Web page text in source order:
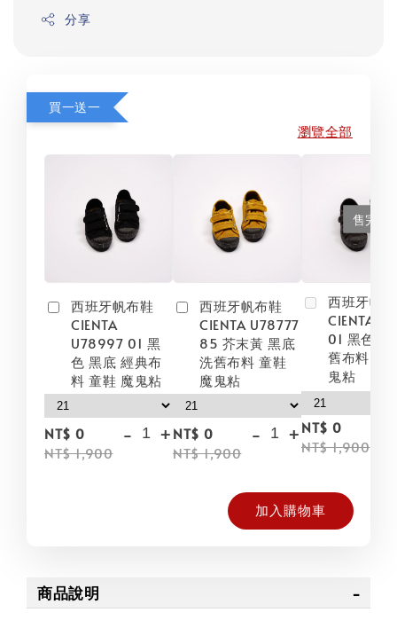
分享
買一送一
瀏覽全部
西班牙帆布鞋
CIENTA
U78997 01 黑
色 黑底 經典布
料 童鞋 魔鬼粘
NT$ 0
NT$ 1,900
- +
西班牙帆布鞋
CIENTA U78777
85 芥末黃 黑底
洗舊布料 童鞋
魔鬼粘
NT$ 0
NT$ 1,900
- +
售完
西班牙帆
CIENTA
01 黑色 黑
舊布料 童
鬼粘
NT$ 0
NT$ 1,900
加入購物車
商品說明